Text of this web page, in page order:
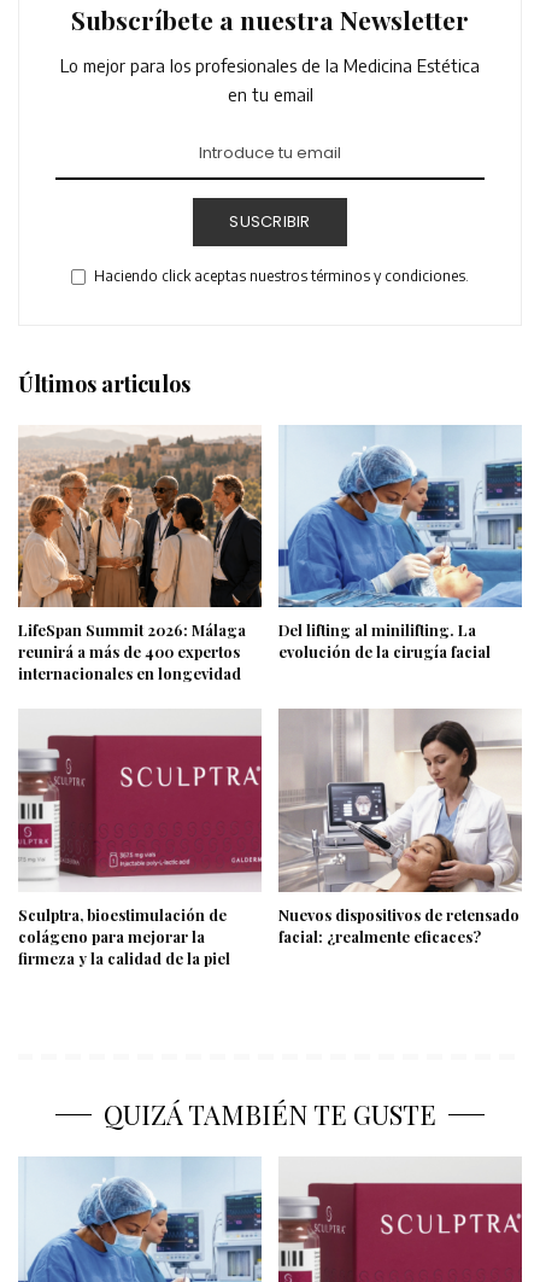
Subscríbete a nuestra Newsletter
Lo mejor para los profesionales de la Medicina Estética
en tu email
SUSCRIBIR
Haciendo click aceptas nuestros términos y condiciones.
Últimos articulos
LifeSpan Summit 2026: Málaga
reunirá a más de 400 expertos
internacionales en longevidad
Del lifting al minilifting. La
evolución de la cirugía facial
Sculptra, bioestimulación de
colágeno para mejorar la
firmeza y la calidad de la piel
Nuevos dispositivos de retensado
facial: ¿realmente eficaces?
QUIZÁ TAMBIÉN TE GUSTE